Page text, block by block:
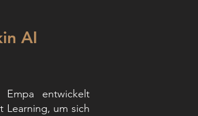
AI
entwickelt
Learning, um sich